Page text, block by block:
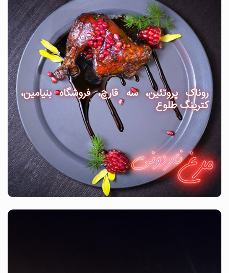
روناک پروتئین، سه قارچ، فروشگاه بنیامین،
کترینگ طلوع